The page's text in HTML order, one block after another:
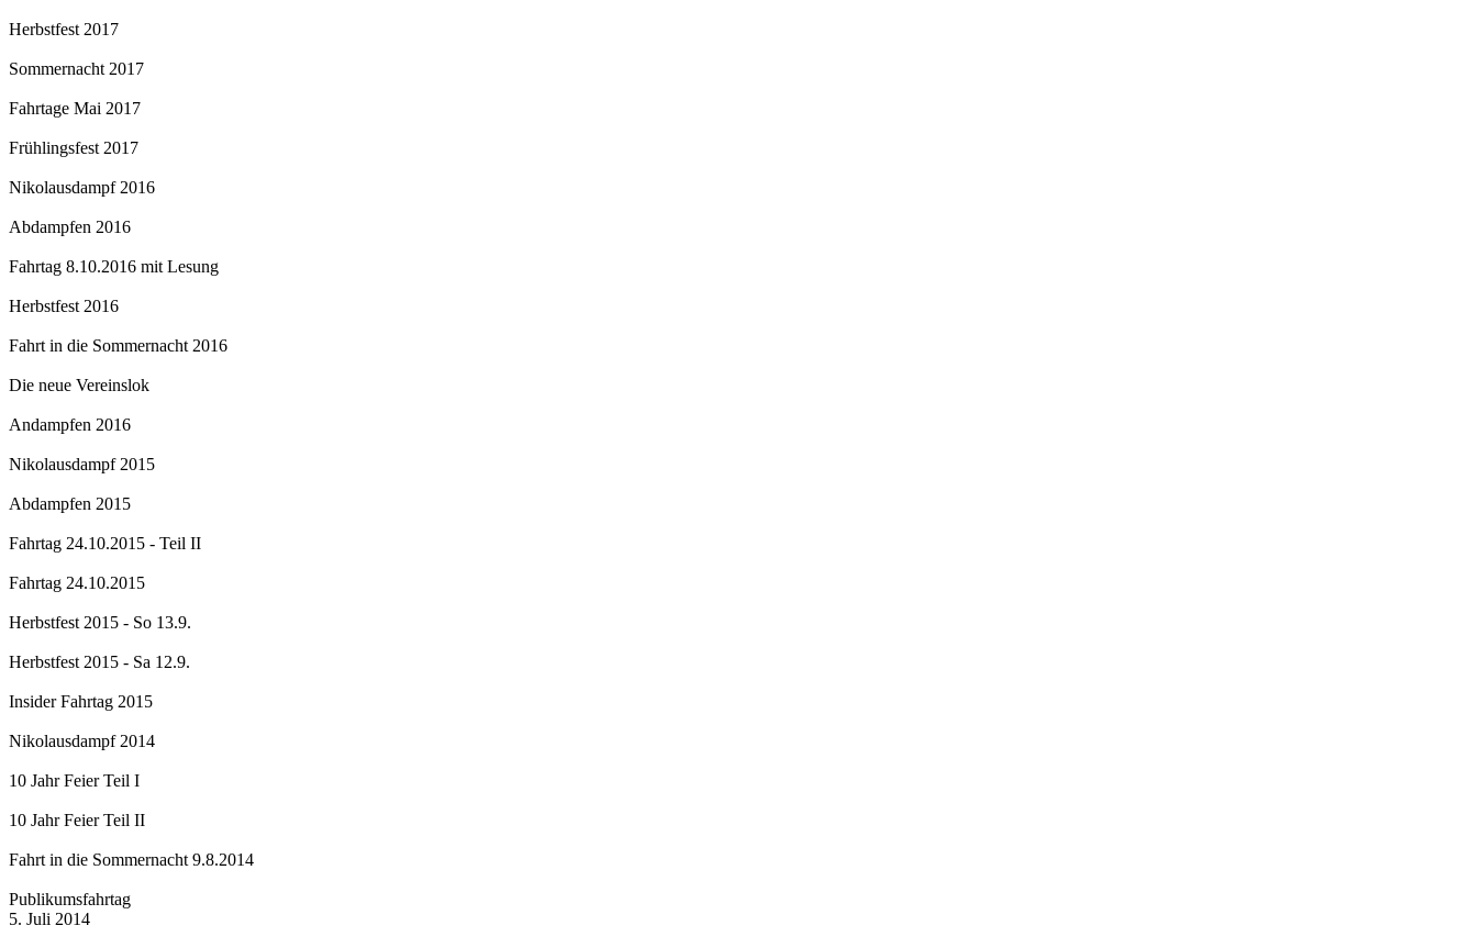
Herbstfest 2017
Sommernacht 2017
Fahrtage Mai 2017
Frühlingsfest 2017
Nikolausdampf 2016
Abdampfen 2016
Fahrtag 8.10.2016 mit Lesung
Herbstfest 2016
Fahrt in die Sommernacht 2016
Die neue Vereinslok
Andampfen 2016
Nikolausdampf 2015
Abdampfen 2015
Fahrtag 24.10.2015 - Teil II
Fahrtag 24.10.2015
Herbstfest 2015 - So 13.9.
Herbstfest 2015 - Sa 12.9.
Insider Fahrtag 2015
Nikolausdampf 2014
10 Jahr Feier Teil I
10 Jahr Feier Teil II
Fahrt in die Sommernacht 9.8.2014
Publikumsfahrtag
5. Juli 2014